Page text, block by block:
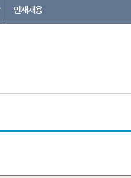
인재채용